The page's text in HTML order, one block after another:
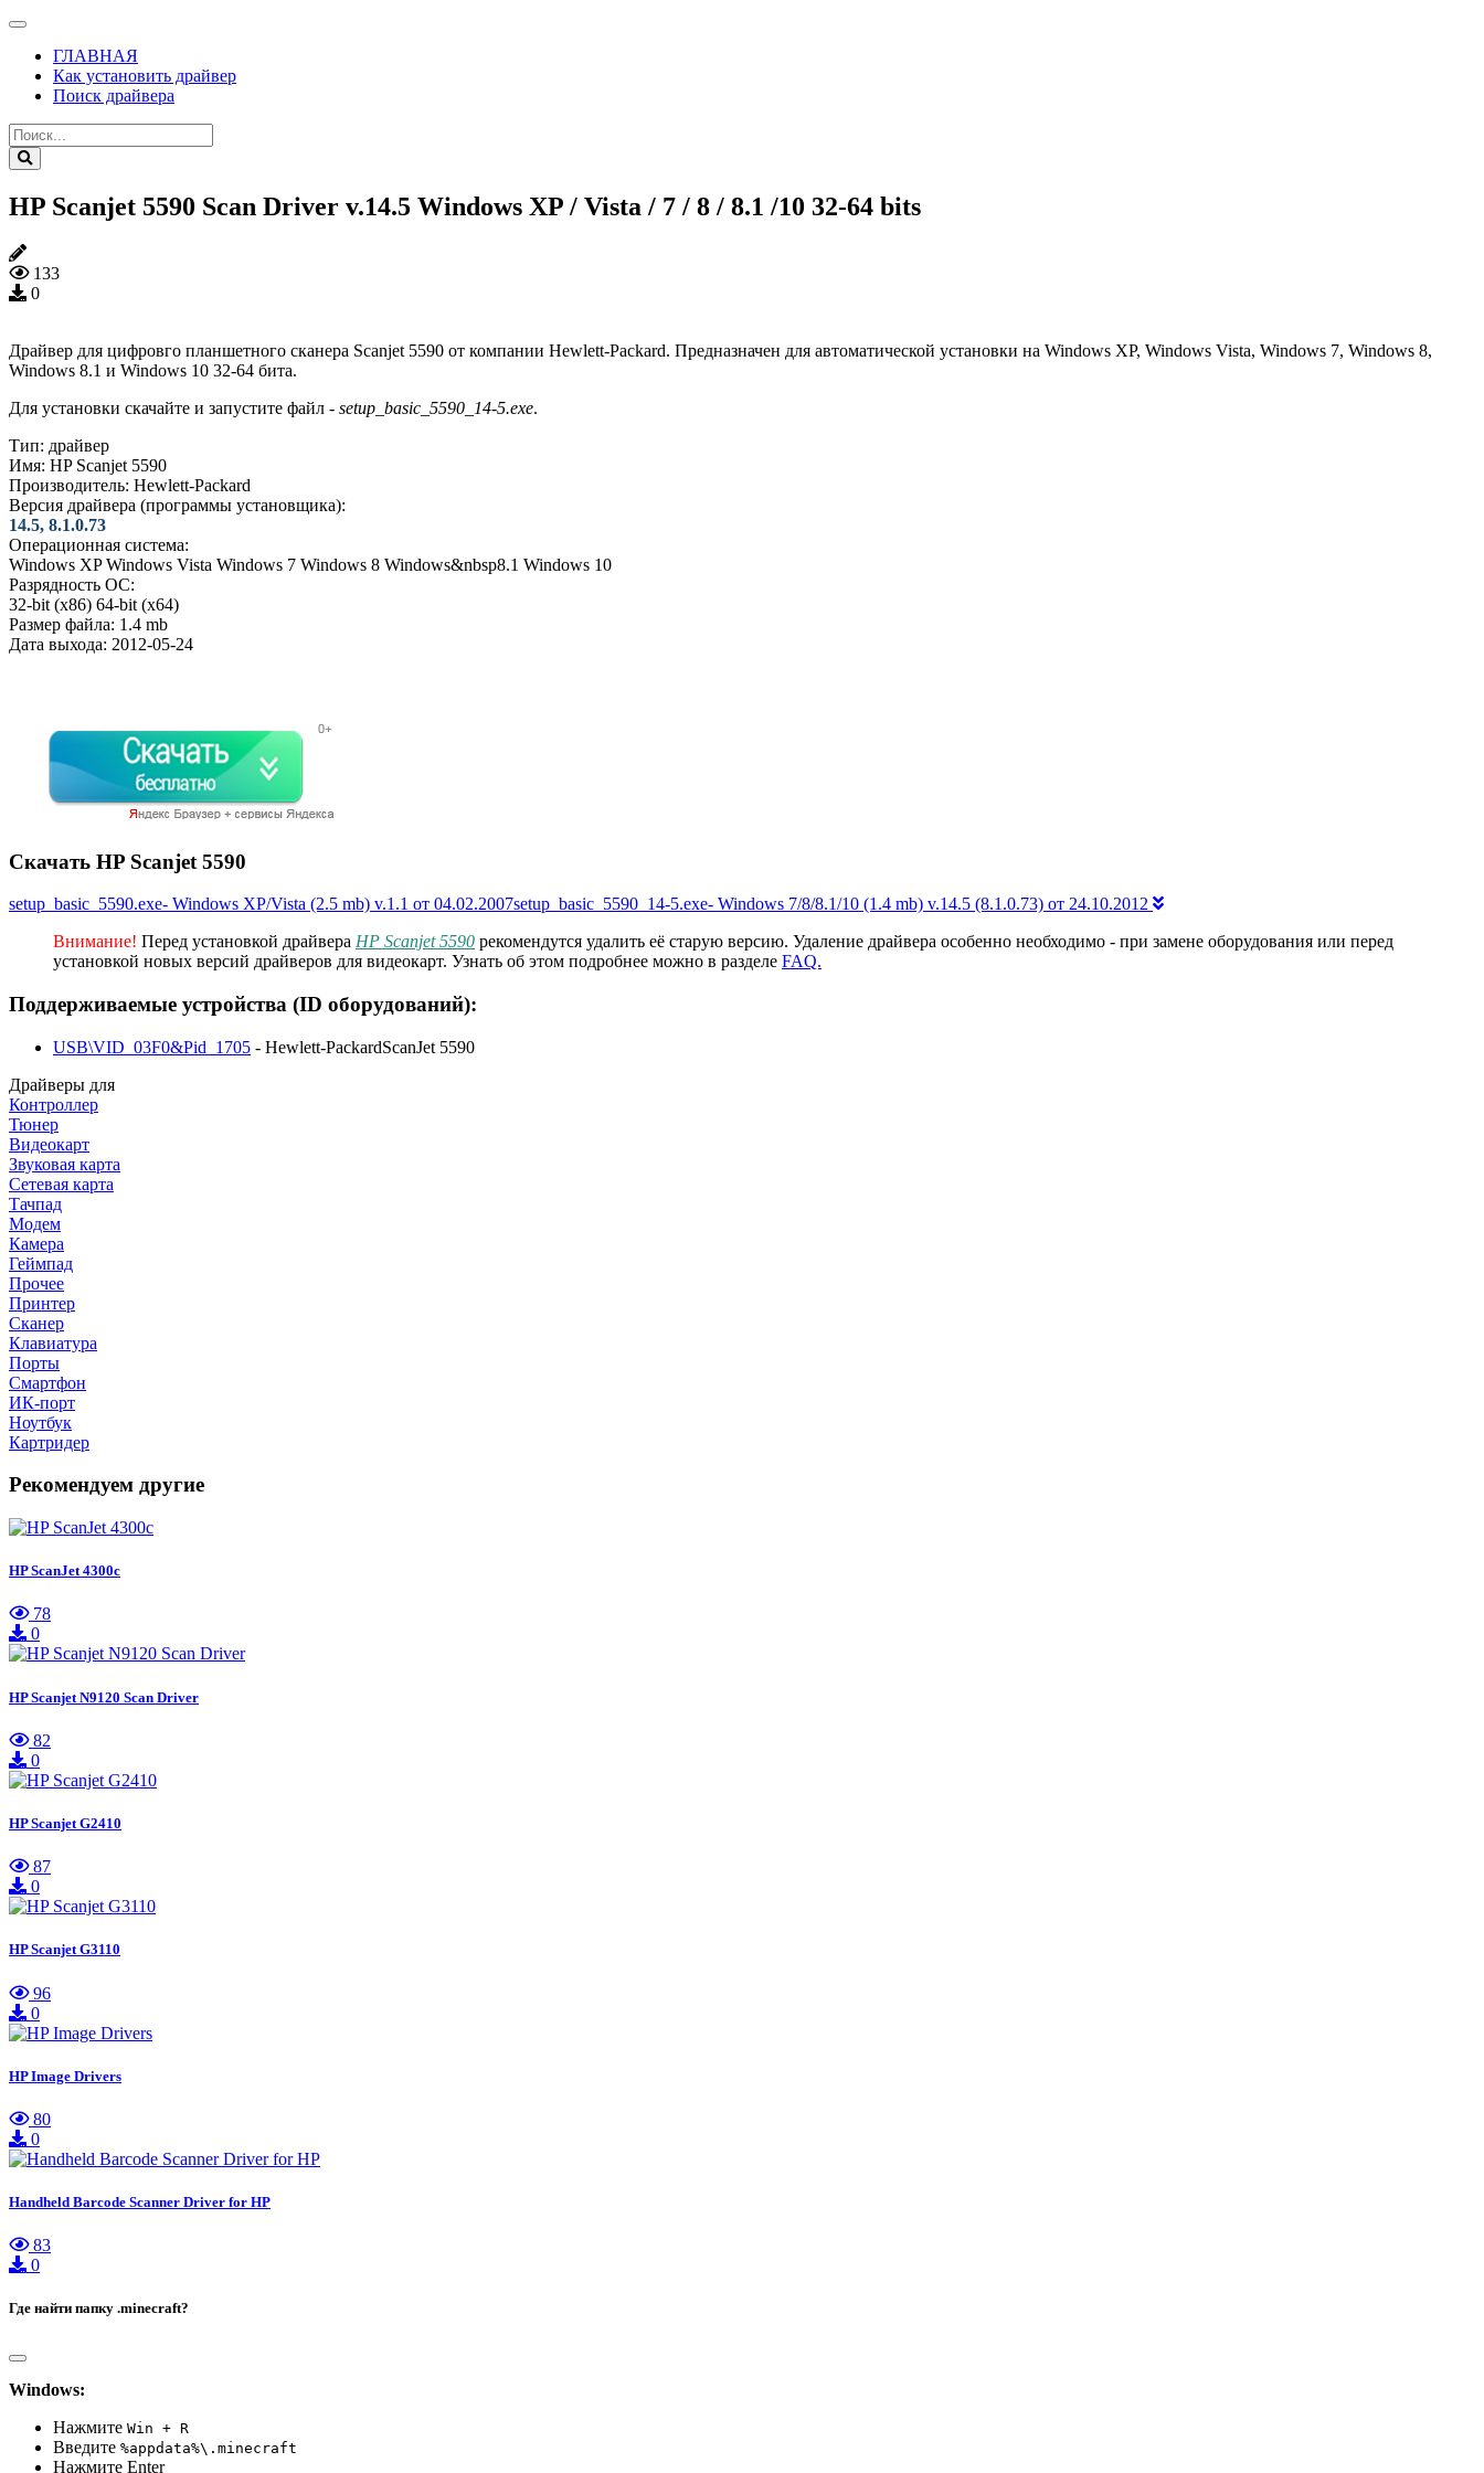
ГЛАВНАЯ
Как установить драйвер
Поиск драйвера
HP Scanjet 5590 Scan Driver v.14.5 Windows XP / Vista / 7 / 8 / 8.1 /10 32-64 bits
133
0
Драйвер для цифровго планшетного сканера Scanjet 5590 от компании Hewlett-Packard. Предназначен для автоматической установки на Windows XP, Windows Vista, Windows 7, Windows 8,
Windows 8.1 и Windows 10 32-64 бита.
Для установки скачайте и запустите файл - setup_basic_5590_14-5.exe.
Тип: драйвер
Имя: HP Scanjet 5590
Производитель: Hewlett-Packard
Версия драйвера (программы установщика):
14.5, 8.1.0.73
Операционная система:
Windows XP Windows Vista Windows 7 Windows 8 Windows&nbsp8.1 Windows 10
Разрядность ОС:
32-bit (x86) 64-bit (x64)
Размер файла: 1.4 mb
Дата выхода: 2012-05-24
Скачать HP Scanjet 5590
setup_basic_5590.exe- Windows XP/Vista (2.5 mb) v.1.1 от 04.02.2007setup_basic_5590_14-5.exe- Windows 7/8/8.1/10 (1.4 mb) v.14.5 (8.1.0.73) от 24.10.2012
Внимание! Перед установкой драйвера HP Scanjet 5590 рекомендутся удалить её старую версию. Удаление драйвера особенно необходимо - при замене оборудования или перед
установкой новых версий драйверов для видеокарт. Узнать об этом подробнее можно в разделе FAQ.
Поддерживаемые устройства (ID оборудований):
USB\VID_03F0&Pid_1705 - Hewlett-PackardScanJet 5590
Драйверы для
Контроллер
Тюнер
Видеокарт
Звуковая карта
Сетевая карта
Тачпад
Модем
Камера
Геймпад
Прочее
Принтер
Сканер
Клавиатура
Порты
Смартфон
ИК-порт
Ноутбук
Картридер
Рекомендуем другие
HP ScanJet 4300c
78
0
HP Scanjet N9120 Scan Driver
82
0
HP Scanjet G2410
87
0
HP Scanjet G3110
96
0
HP Image Drivers
80
0
Handheld Barcode Scanner Driver for HP
83
0
Где найти папку .minecraft?
Windows:
Нажмите Win + R
Введите %appdata%\.minecraft
Нажмите Enter